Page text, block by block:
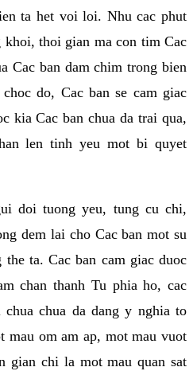
ta het voi loi. Nhu cac phut
thoi gian ma con tim Cac
Cac ban dam chim trong bien
do, Cac ban se cam giac
kia Cac ban chua da trai qua,
len tinh yeu mot bi quyet
doi tuong yeu, tung cu chi,
dem lai cho Cac ban mot su
ta. Cac ban cam giac duoc
chan thanh Tu phia ho, cac
chua da dang y nghia to
mau om am ap, mot mau vuot
gian chi la mot mau quan sat